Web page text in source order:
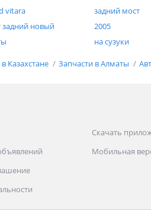
vitara задний мост
задний новый
2005
на сузуки
Казахстане Запчасти в Алматы
Скачать
Мобильная